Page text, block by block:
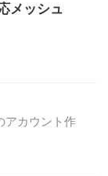
メッシュ
アカウント作